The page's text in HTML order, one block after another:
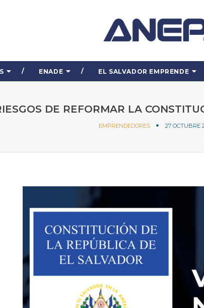
ENADE EL SALVADOR EMPRENDE
DE REFORMAR LA
EMPRENDEDORES 27 OCTUBRE